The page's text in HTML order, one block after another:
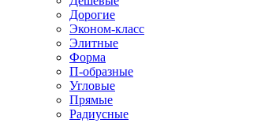
Дорогие
Эконом-класс
Элитные
Форма
П-образные
Угловые
Прямые
Радиусные